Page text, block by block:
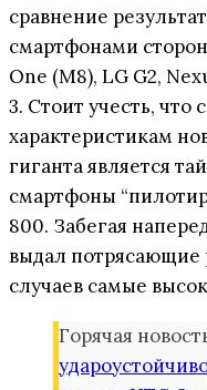
сравнение
смартфонами
One (М8), LG G2,
3. Стоит учесть,
характеристикам
гиганта является
смартфоны
800. Забегая
выдал потрясающие
случаев самые
Горячая